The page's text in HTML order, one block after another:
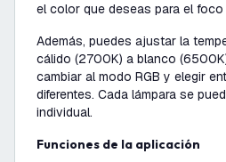
el color que deseas para el foco
Además, puedes ajustar la
cálido (2700K) a blanco
cambiar al modo RGB y elegir
diferentes. Cada lámpara se
individual.
Funciones de la aplicación